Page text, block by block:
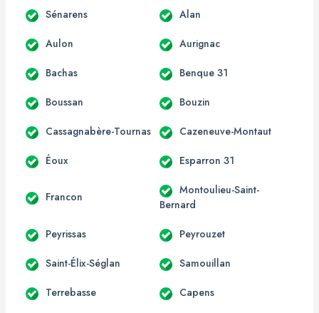
Sénarens Alan
Aulon Aurignac
Bachas Benque 31
Boussan Bouzin
Cassagnabère-Tournas Cazeneuve-Montaut
Éoux Esparron 31
Francon
Montoulieu-Saint-
Bernard
Peyrissas Peyrouzet
Saint-Élix-Séglan Samouillan
Terrebasse Capens